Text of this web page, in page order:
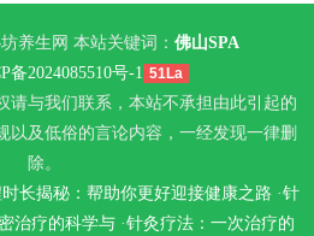
养生网 本站关键词： 佛山SPA
备2024085510号-1 51La
请与我们联系，本站不承担由此引起的
以及低俗的言论内容，一经发现一律删
除。
长揭秘：帮助你更好迎接健康之路 ·针
治疗的科学与·针灸疗法：一次治疗的